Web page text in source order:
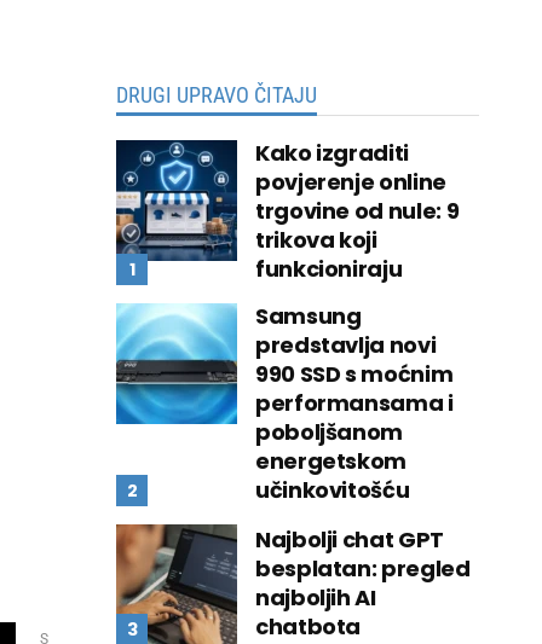
S
DRUGI UPRAVO ČITAJU
Kako izgraditi
povjerenje online
trgovine od nule: 9
trikova koji
funkcioniraju
Samsung
predstavlja novi
990 SSD s moćnim
performansama i
poboljšanom
energetskom
učinkovitošću
Najbolji chat GPT
besplatan: pregled
najboljih AI
chatbota